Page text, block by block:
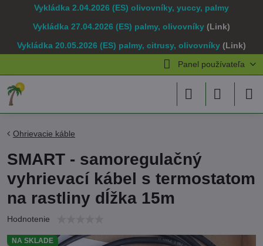
Vykládka 2.04.2026 (ES) olivovníky, yuccy, palmy
Vykládka 27.04.2026 (ES) palmy, olivovníky (Link)
Vykládka 20.05.2026 (ES) palmy, citrusy, olivovníky (Link)
Panel používateľa
NA SKLADE
Ohrievacie káble
SMART - samoregulačný
vyhrievací kábel s termostatom
na rastliny dĺžka 15m
Hodnotenie